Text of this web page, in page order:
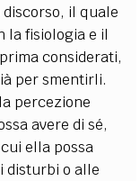
il quale
la fisiologia e il
considerati,
per smentirli.
percezione
avere di sé,
ella possa
disturbi o alle